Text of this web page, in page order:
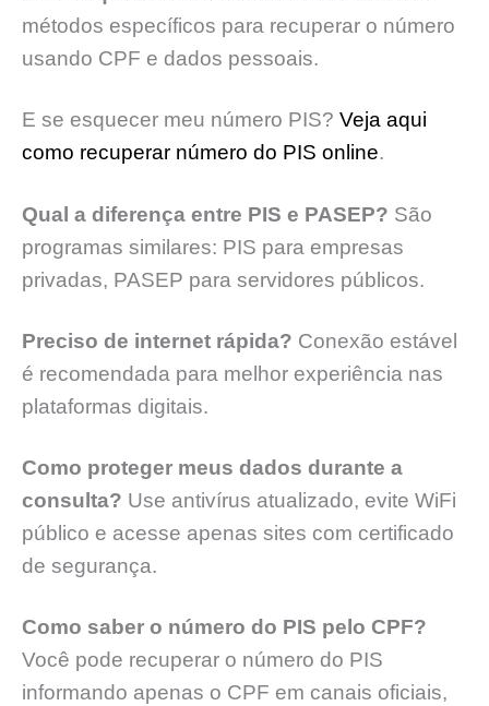
métodos específicos para recuperar o número
usando CPF e dados pessoais.
E se esquecer meu número PIS? Veja aqui
como recuperar número do PIS online.
Qual a diferença entre PIS e PASEP? São
programas similares: PIS para empresas
privadas, PASEP para servidores públicos.
Preciso de internet rápida? Conexão estável
é recomendada para melhor experiência nas
plataformas digitais.
Como proteger meus dados durante a
consulta? Use antivírus atualizado, evite WiFi
público e acesse apenas sites com certificado
de segurança.
Como saber o número do PIS pelo CPF?
Você pode recuperar o número do PIS
informando apenas o CPF em canais oficiais,